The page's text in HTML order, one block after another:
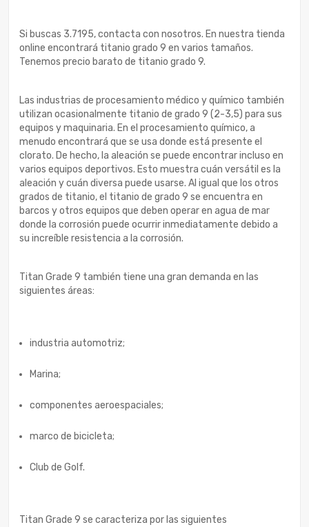
Si buscas 3.7195, contacta con nosotros. En nuestra tienda
online encontrará titanio grado 9 en varios tamaños.
Tenemos precio barato de titanio grado 9.
Las industrias de procesamiento médico y químico también
utilizan ocasionalmente titanio de grado 9 (2-3,5) para sus
equipos y maquinaria. En el procesamiento químico, a
menudo encontrará que se usa donde está presente el
clorato. De hecho, la aleación se puede encontrar incluso en
varios equipos deportivos. Esto muestra cuán versátil es la
aleación y cuán diversa puede usarse. Al igual que los otros
grados de titanio, el titanio de grado 9 se encuentra en
barcos y otros equipos que deben operar en agua de mar
donde la corrosión puede ocurrir inmediatamente debido a
su increíble resistencia a la corrosión.
Titan Grade 9 también tiene una gran demanda en las
siguientes áreas:
industria automotriz;
Marina;
componentes aeroespaciales;
marco de bicicleta;
Club de Golf.
Titan Grade 9 se caracteriza por las siguientes